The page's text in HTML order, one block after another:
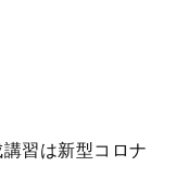
習は新型コロナ